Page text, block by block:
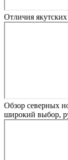
Отличия
Обзор северных
широкий выбор,